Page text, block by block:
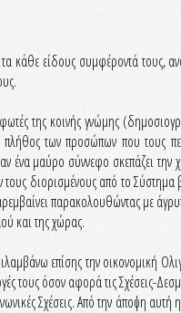
κάθε είδους συμφέροντά τους,
της κοινής γνώμης
των προσώπων που τους
ένα μαύρο σύννεφο σκεπάζει
διορισμένους από το Σύστημα
παρακολουθώντας με
και της χώρας.
επίσης την οικονομική
τους όσον αφορά τις Σχέσεις-
Σχέσεις. Από την άποψη αυτή